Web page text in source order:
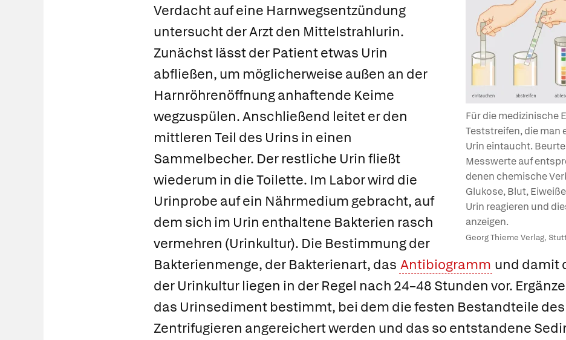
Für die medizinische
Teststreifen, die man
Urin eintaucht.
Messwerte auf
denen chemische
Glukose, Blut,
Urin reagieren und
anzeigen.
Georg Thieme Verlag,
Verdacht auf eine Harnwegsentzündung
untersucht der Arzt den Mittelstrahlurin.
Zunächst lässt der Patient etwas Urin
abfließen, um möglicherweise außen an der
Harnröhrenöffnung anhaftende Keime
wegzuspülen. Anschließend leitet er den
mittleren Teil des Urins in einen
Sammelbecher. Der restliche Urin fließt
wiederum in die Toilette. Im Labor wird die
Urinprobe auf ein Nährmedium gebracht, auf
dem sich im Urin enthaltene Bakterien rasch
vermehren (Urinkultur). Die Bestimmung der
Bakterienmenge, der Bakterienart, das Antibiogramm und damit
der Urinkultur liegen in der Regel nach 24–48 Stunden vor.
das Urinsedimentbestimmt, bei dem die festen Bestandteile
Zentrifugieren angereichert werden und das so entstandene